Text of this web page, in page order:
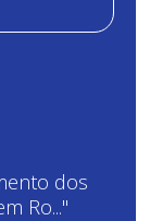
dos
Ro..."